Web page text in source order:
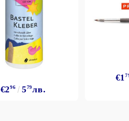
€296 579лв.
€1